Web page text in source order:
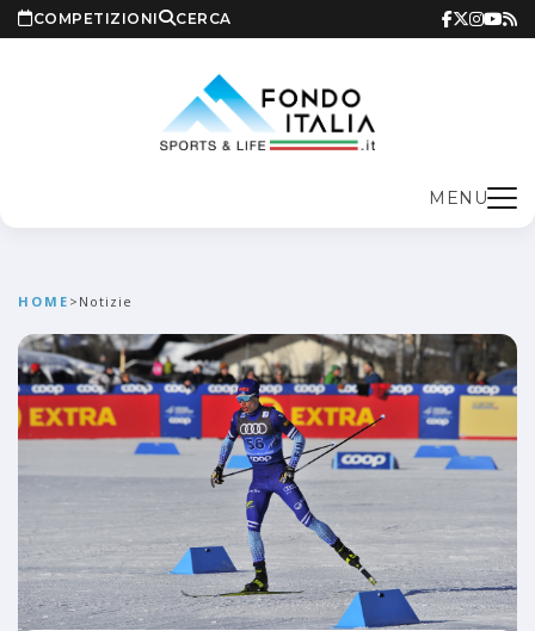
COMPETIZIONI CERCA
MENU
HOME > Notizie